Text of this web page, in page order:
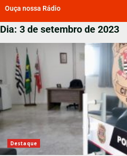
Ouça nossa Rádio
Dia: 3 de setembro de 2023
Destaque